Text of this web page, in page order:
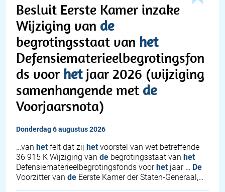
Besluit Eerste Kamer inzake
Wijziging van de
begrotingsstaat van het
Defensiematerieelbegrotingsfon
ds voor hetjaar 2026 (wijziging
samenhangende met de
Voorjaarsnota)
donderdag 6 augustus 2026
…van het felt dat zij het voorstel van wet betreffende
36 915 K Wijziging van de begrotingsstaat van het
Defensiematerieelbegrotingsfonds voor het jaar … De
Voorzitter van de Eerste Kamer der Staten-Generaal,…